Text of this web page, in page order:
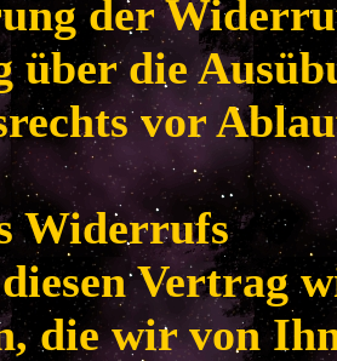
der
die
vor
Widerrufs
Vertrag
die wir von